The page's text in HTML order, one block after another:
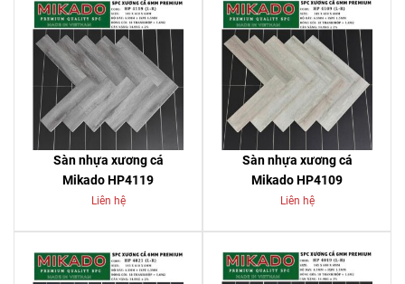
Sàn nhựa xương cá
Mikado HP4119
Liên hệ
Sàn nhựa xương cá
Mikado HP4109
Liên hệ